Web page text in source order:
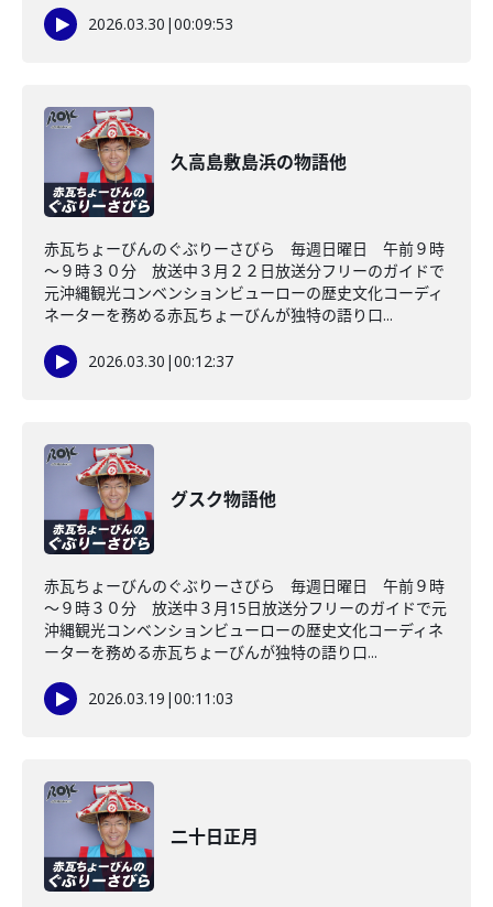
2026.03.30 |00:09:53
久高島敷島浜の物語他
赤瓦ちょーびんのぐぶりーさびら 毎週日曜日 午前９時
～９時３０分 放送中３月２２日放送分フリーのガイドで
元沖縄観光コンベンションビューローの歴史文化コーディ
ネーターを務める赤瓦ちょーびんが独特の語り口...
2026.03.30 |00:12:37
グスク物語他
赤瓦ちょーびんのぐぶりーさびら 毎週日曜日 午前９時
～９時３０分 放送中３月15日放送分フリーのガイドで元
沖縄観光コンベンションビューローの歴史文化コーディネ
ーターを務める赤瓦ちょーびんが独特の語り口...
2026.03.19 |00:11:03
二十日正月